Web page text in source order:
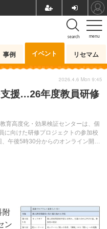
menu
search
事例 イベント リセマム
援…26年度教員研修
育高度化・効果検証センターは、個
に向けた研修プロジェクトの参加校
午後5時30分からのオンライン開
2026.4.6 Mon 9:45
附
ン